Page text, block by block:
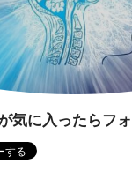
気に入ったらフ